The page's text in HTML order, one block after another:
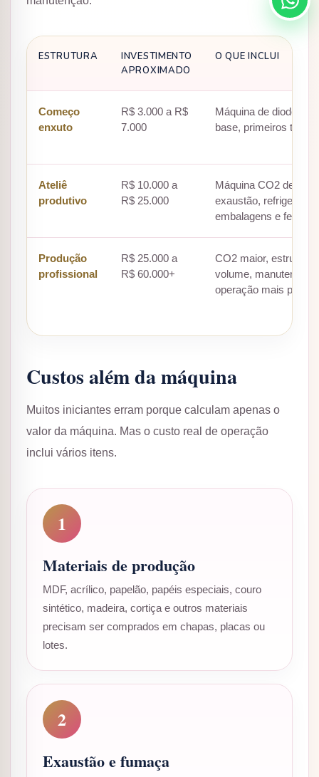
ESTRUTURA
INVESTIMENTO
APROXIMADO
O QUE INCLUI
Começo
enxuto
R$ 3.000 a R$
7.000
Máquina de diodo,
base, primeiros
Ateliê
produtivo
R$ 10.000 a
R$ 25.000
Máquina CO2 de
exaustão,
embalagens e
Produção
profissional
R$ 25.000 a
R$ 60.000+
CO2 maior, estrutura
volume, manutenção,
operação mais
Custos além da máquina
Muitos iniciantes erram porque calculam apenas o
valor da máquina. Mas o custo real de operação
inclui vários itens.
1
Materiais de produção
MDF, acrílico, papelão, papéis especiais, couro
sintético, madeira, cortiça e outros materiais
precisam ser comprados em chapas, placas ou
lotes.
2
Exaustão e fumaça